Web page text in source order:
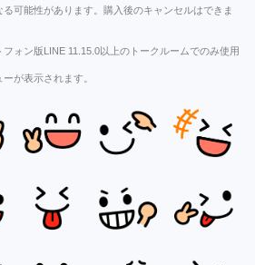
可能性があります。購入後のキャンセルはできま
ォン版LINE 11.15.0以上のトークルームでのみ使用
が表示されます。